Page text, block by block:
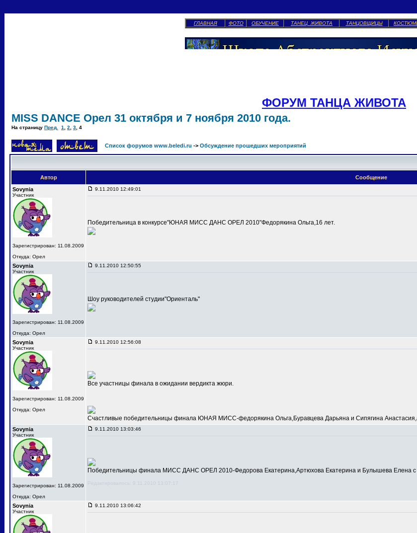
ГЛАВНАЯ ФОТО ОБУЧЕНИЕ ТАНЕЦ ЖИВОТА ТАНЦОВЩИЦЫ
ФОРУМ ТАНЦА ЖИВОТА
MISS DANCE Орел 31 октября и 7 ноября 2010 года.
На страницу Пред. 1 2 3 4
Список форумов www.beledi.ru -> Обсуждение прошедших мероприятий
Автор
Сообщение
Sovynia
Участник
Зарегистрирован: 11.08.2009
Откуда: Орел
9.11.2010 12:49:01
Победительница в конкурсе"ЮНАЯ МИСС ДАНС ОРЕЛ 2010"Федорякина Ольга,16 лет.
Sovynia
Участник
Зарегистрирован: 11.08.2009
Откуда: Орел
9.11.2010 12:50:55
Шоу руководителей студии"Ориенталь"
Sovynia
Участник
Зарегистрирован: 11.08.2009
Откуда: Орел
9.11.2010 12:56:08
Все участницы финала в ожидании вердикта жюри.
Счастливые победительницы финала ЮНАЯ МИСС-федорякина Ольга,Буравцева Дарьяна и Сипягина
Sovynia
Участник
Зарегистрирован: 11.08.2009
Откуда: Орел
9.11.2010 13:03:46
Победительницы финала МИСС ДАНС ОРЕЛ 2010-Федорова Екатерина,Артюхова Екатерина и Булышева Елена с
Редактировалось: 9.11.2010 13:07:17
Sovynia
Участник
9.11.2010 13:06:42